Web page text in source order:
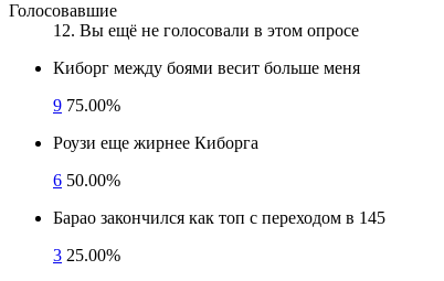
Голосовавшие
12. Вы ещё не голосовали в этом опросе
Киборг между боями весит больше меня
9 75.00%
Роузи еще жирнее Киборга
6 50.00%
Барао закончился как топ с переходом в 145
3 25.00%